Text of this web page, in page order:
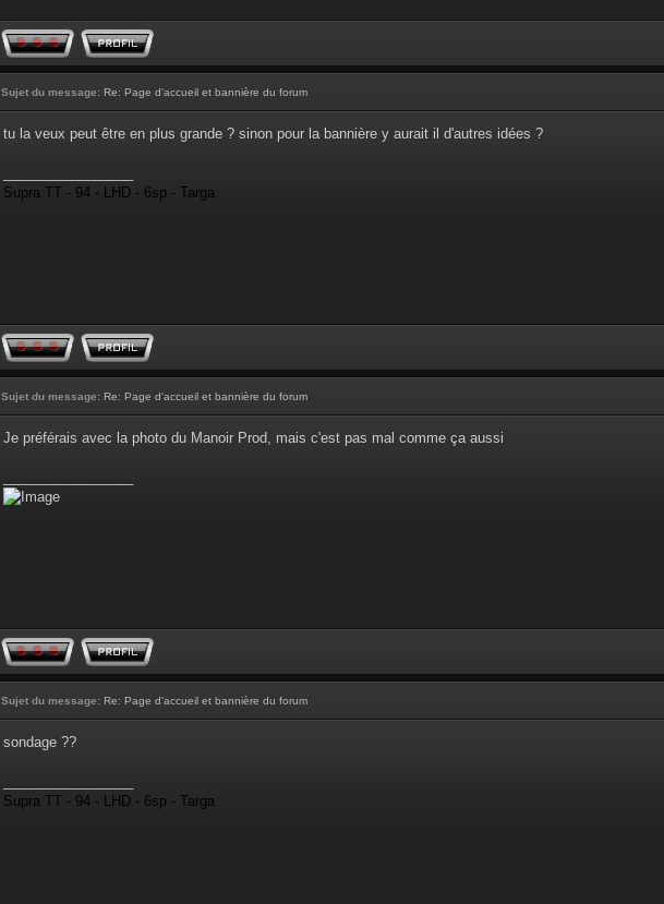
Sujet du message: Re: Page d'accueil et bannière du forum
tu la veux peut être en plus grande ? sinon pour la bannière y aurait il d'autres idées ?
Supra TT - 94 - LHD - 6sp - Targa
Sujet du message: Re: Page d'accueil et bannière du forum
Je préférais avec la photo du Manoir Prod, mais c'est pas mal comme ça aussi
Sujet du message: Re: Page d'accueil et bannière du forum
sondage ??
Supra TT - 94 - LHD - 6sp - Targa